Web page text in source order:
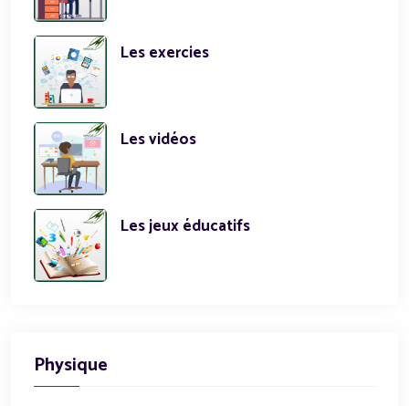
Les exercies
Les vidéos
Les jeux éducatifs
Physique